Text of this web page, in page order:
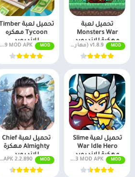
تحميل لعبة
Monsters War
مهكرة للاندرويد
MOD v1.8.9 (مهارات غير محدودة. المال، الحزم اليومية)
تحميل لعبة Timber
Tycoon مهكره
للاندرويد
MOD v1.2.9 MOD APK (أموال غير محدودة، خبرة)
تحميل لعبة Slime
War Idle Hero
مهكرة للاندرويد
MOD v0.0.3 MOD APK (عملة غير محدودة)
تحميل لعبة Chief
Almighty مهكرة
للاندرويد
MOD MOD APK 2.2.890 مضاعف السرعة